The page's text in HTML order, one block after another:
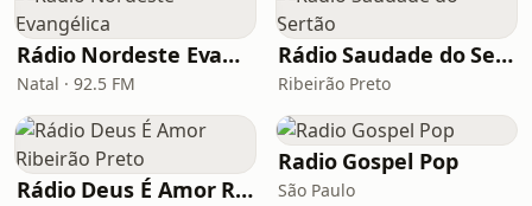
Rádio Nordeste Evangélica
Natal · 92.5 FM
Rádio Saudade do Sertão
Ribeirão Preto
Rádio Deus É Amor Ribeirão Preto
Radio Gospel Pop
São Paulo